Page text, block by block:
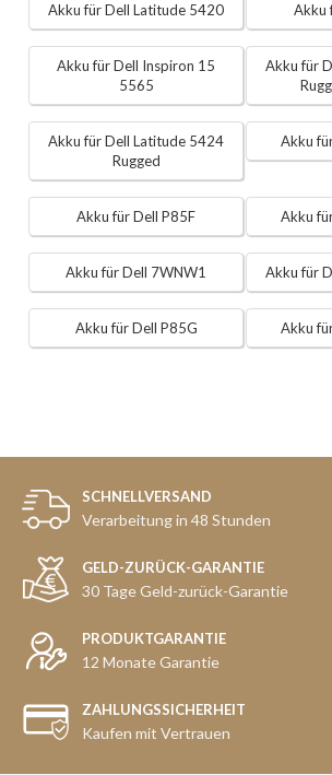
Akku für Dell Latitude 5420 Akku
Akku für Dell Inspiron 15
5565
Akku für
Akku für Dell Latitude 5424
Rugged
Akku
Akku für Dell P85F Akku
Akku für Dell 7WNW1 Akku für
Akku für Dell P85G Akku
SCHNELLVERSAND
Verarbeitung in 48 Stunden
GELD-ZURÜCK-GARANTIE
30 Tage Geld-zurück-Garantie
PRODUKTGARANTIE
12 Monate Garantie
ZAHLUNGSSICHERHEIT
Kaufen mit Vertrauen